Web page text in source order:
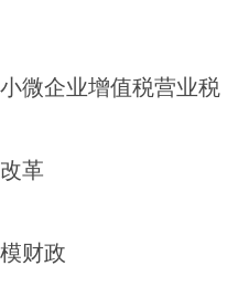
微企业增值税营业税
革
财政